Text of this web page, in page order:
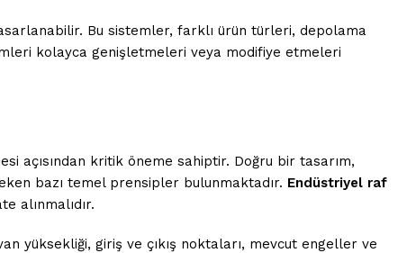
Bu sistemler, farklı ürün türleri, depolama
kolayca genişletmeleri veya modifiye etmeleri
açısından kritik öneme sahiptir. Doğru bir tasarım,
bazı temel prensipler bulunmaktadır. Endüstriyel raf
alınmalıdır.
yüksekliği, giriş ve çıkış noktaları, mevcut engeller ve